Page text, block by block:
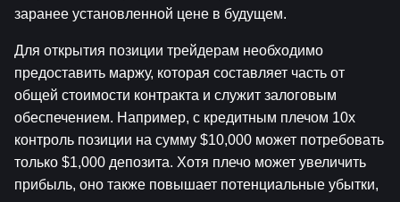
заранее установленной цене в будущем.
Для открытия позиции трейдерам необходимо
предоставить маржу, которая составляет часть от
общей стоимости контракта и служит залоговым
обеспечением. Например, с кредитным плечом 10x
контроль позиции на сумму $10,000 может потребовать
только $1,000 депозита. Хотя плечо может увеличить
прибыль, оно также повышает потенциальные убытки,